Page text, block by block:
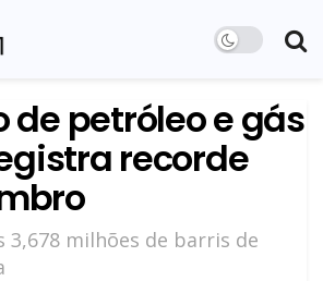
de petróleo e gás
recorde
3,678 milhões de barris de